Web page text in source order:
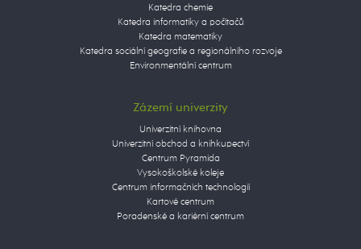
Katedra chemie
Katedra informatiky a počítačů
Katedra matematiky
Katedra sociální geografie a regionálního rozvoje
Environmentální centrum
Zázemí univerzity
Univerzitní knihovna
Univerzitní obchod a knihkupectví
Centrum Pyramida
Vysokoškolské koleje
Centrum informačních technologií
Kartové centrum
Poradenské a kariérní centrum